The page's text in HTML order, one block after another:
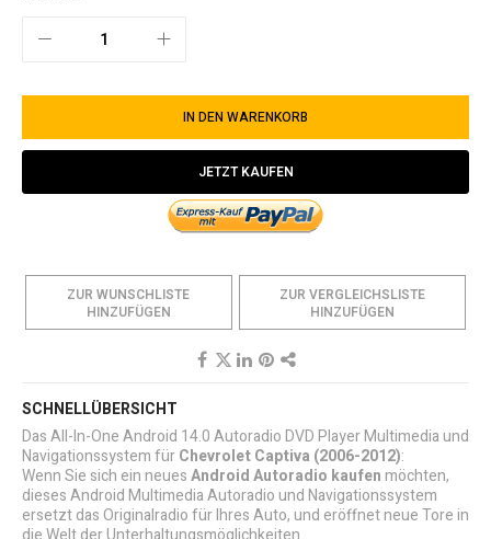
IN DEN WARENKORB
JETZT KAUFEN
ZUR WUNSCHLISTE
HINZUFÜGEN
ZUR VERGLEICHSLISTE
HINZUFÜGEN
SCHNELLÜBERSICHT
Das All-In-One Android 14.0 Autoradio DVD Player Multimedia und
Navigationssystem fürChevrolet Captiva (2006-2012):
Wenn Sie sich ein neuesAndroid Autoradio kaufenmöchten,
dieses Android Multimedia Autoradio und Navigationssystem
ersetzt das Originalradio für Ihres Auto, und eröffnet neue Tore in